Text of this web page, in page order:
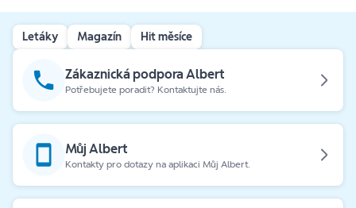
Letáky Magazín Hit měsíce
Zákaznická podpora Albert
Potřebujete poradit? Kontaktujte nás.
Můj Albert
Kontakty pro dotazy na aplikaci Můj Albert.